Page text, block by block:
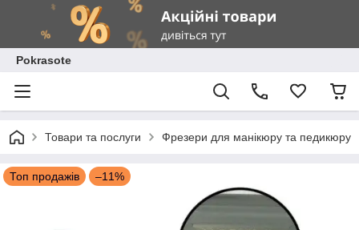
Pokrasote
Товари та послуги Фрезери для манікюру та педикюру
Топ продажів –11%